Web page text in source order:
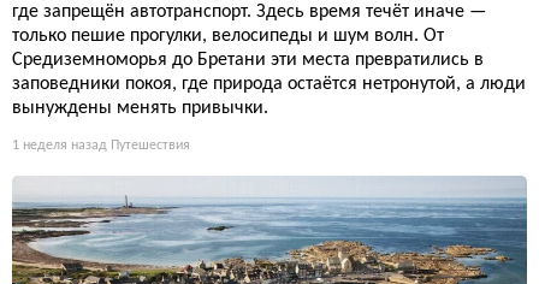
где запрещён автотранспорт. Здесь время течёт иначе —
только пешие прогулки, велосипеды и шум волн. От
Средиземноморья до Бретани эти места превратились в
заповедники покоя, где природа остаётся нетронутой, а люди
вынуждены менять привычки.
1 неделя назад Путешествия